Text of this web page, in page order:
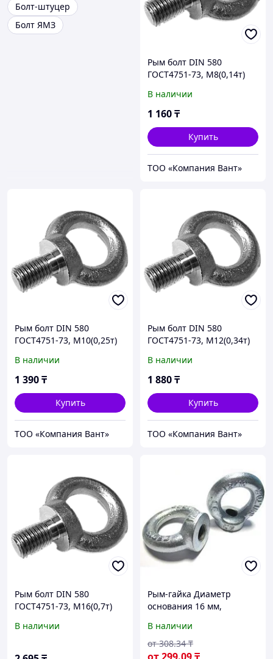
Болт-штуцер
Болт ЯМЗ
Рым болт DIN 580
ГОСТ4751-73, М8(0,14т)
В наличии
1 160₸
Купить
ТОО «Компания Вант»
Рым болт DIN 580
ГОСТ4751-73, М10(0,25т)
В наличии
1 390₸
Купить
ТОО «Компания Вант»
Рым болт DIN 580
ГОСТ4751-73, М12(0,34т)
В наличии
1 880₸
Купить
ТОО «Компания Вант»
Рым болт DIN 580
ГОСТ4751-73, М16(0,7т)
В наличии
Рым-гайка Диаметр
основания 16 мм,
В наличии
от 308.34 ₸